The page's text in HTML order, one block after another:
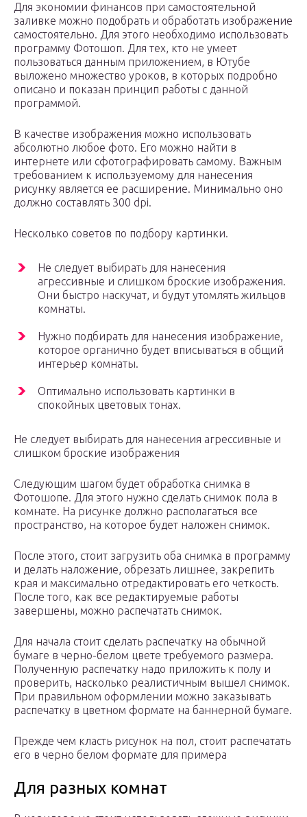
Для экономии финансов при самостоятельной
заливке можно подобрать и обработать изображение
самостоятельно. Для этого необходимо использовать
программу Фотошоп. Для тех, кто не умеет
пользоваться данным приложением, в Ютубе
выложено множество уроков, в которых подробно
описано и показан принцип работы с данной
программой.
В качестве изображения можно использовать
абсолютно любое фото. Его можно найти в
интернете или сфотографировать самому. Важным
требованием к используемому для нанесения
рисунку является ее расширение. Минимально оно
должно составлять 300 dpi.
Несколько советов по подбору картинки.
Не следует выбирать для нанесения
агрессивные и слишком броские изображения.
Они быстро наскучат, и будут утомлять жильцов
комнаты.
Нужно подбирать для нанесения изображение,
которое органично будет вписываться в общий
интерьер комнаты.
Оптимально использовать картинки в
спокойных цветовых тонах.
Не следует выбирать для нанесения агрессивные и
слишком броские изображения
Следующим шагом будет обработка снимка в
Фотошопе. Для этого нужно сделать снимок пола в
комнате. На рисунке должно располагаться все
пространство, на которое будет наложен снимок.
После этого, стоит загрузить оба снимка в программу
и делать наложение, обрезать лишнее, закрепить
края и максимально отредактировать его четкость.
После того, как все редактируемые работы
завершены, можно распечатать снимок.
Для начала стоит сделать распечатку на обычной
бумаге в черно-белом цвете требуемого размера.
Полученную распечатку надо приложить к полу и
проверить, насколько реалистичным вышел снимок.
При правильном оформлении можно заказывать
распечатку в цветном формате на баннерной бумаге.
Прежде чем класть рисунок на пол, стоит распечатать
его в черно белом формате для примера
Для разных комнат